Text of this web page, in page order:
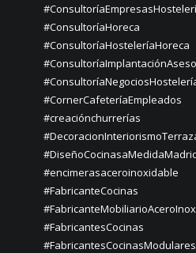
#ConsultoríaHoreca
#ConsultoríaHosteleríaHoreca
#CornerCafeteríaEmpleados
#creaciónchurrerías
#encimerasaceroinoxidable
#FabricanteCocinas
#FabricantesCocinas